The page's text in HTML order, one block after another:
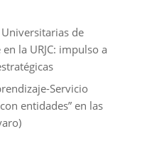
de
la URJC: impulso a
Servicio
entidades” en las